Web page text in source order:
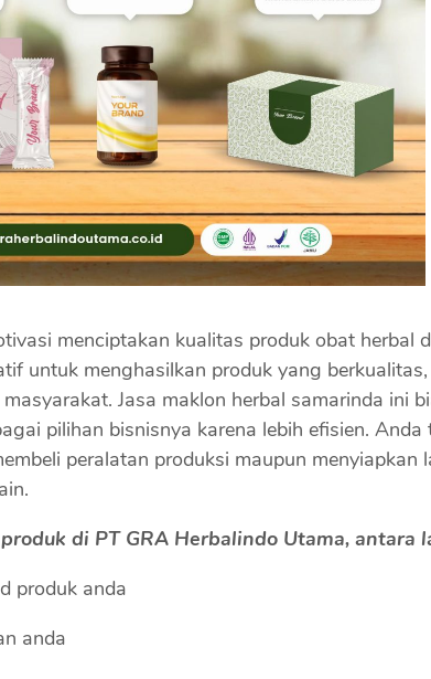
menciptakan kualitas produk obat herbal
untuk menghasilkan produk yang
Jasa maklon herbal samarinda ini
pilihan bisnisnya karena lebih efisien. Anda
peralatan produksi maupun menyiapkan
di PT GRA Herbalindo Utama, antara
produk anda
anda